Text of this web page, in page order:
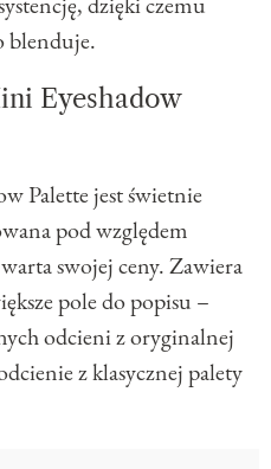
blenduje.
Eyeshadow
Palette jest świetnie
pod względem
swojej ceny. Zawiera
pole do popisu –
odcieni z oryginalnej
z klasycznej palety